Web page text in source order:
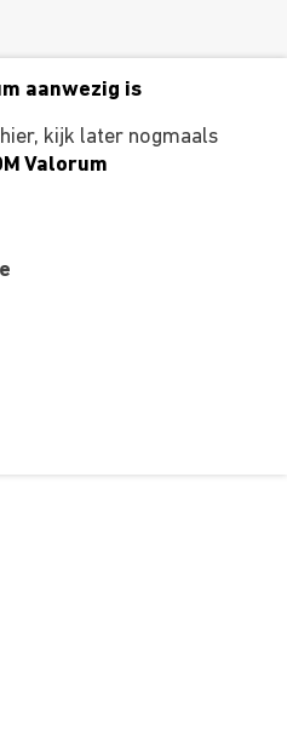
aanwezig is
kijk later nogmaals
Valorum